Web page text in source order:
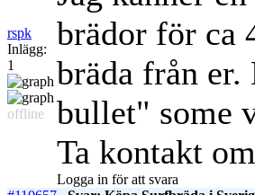
rspk
Inlägg:
1
offline
brädor för ca
bräda från
bullet" some
Ta kontakt
Logga in för att svara